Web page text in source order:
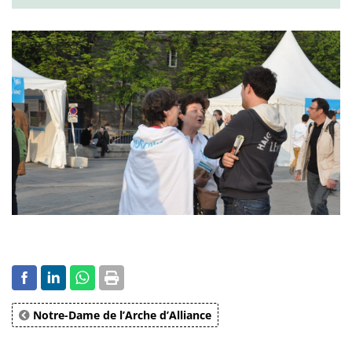
Notre-Dame de l’Arche d’Alliance